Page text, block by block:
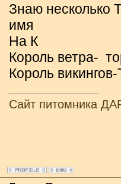
Знаю несколько
имя
На К
Король ветра-
Король
Сайт питомника